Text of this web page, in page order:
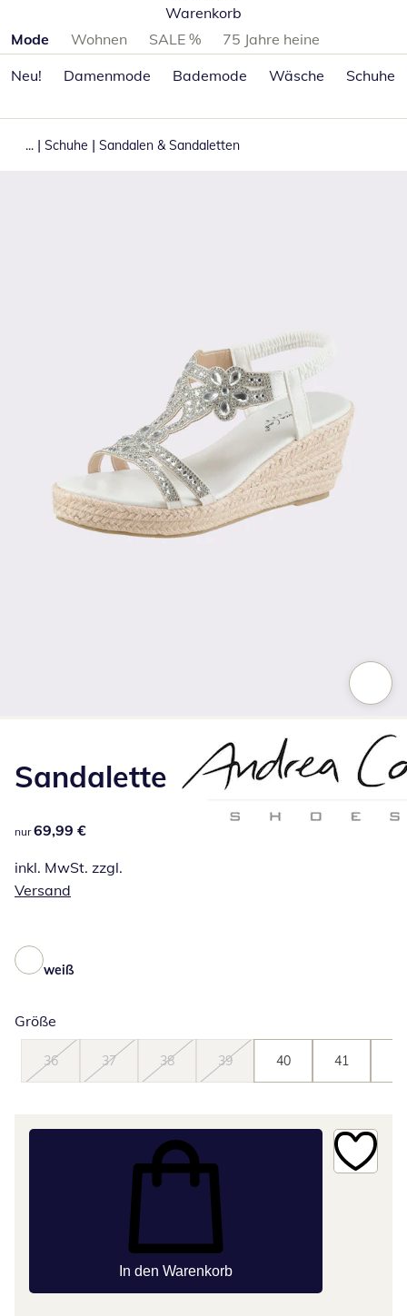
Warenkorb
Produktkategorien überspringen
Mode Wohnen SALE %
75 Jahre heine
Neu!
Damenmode Bademode Wäsche Schuhe
... | Schuhe | Sandalen & Sandaletten
Sandalette
69,99 €
nur 69,99 €
inkl. MwSt. zzgl.
Versand
weiß
Größe
36 37 38 39 40 41
In den Warenkorb